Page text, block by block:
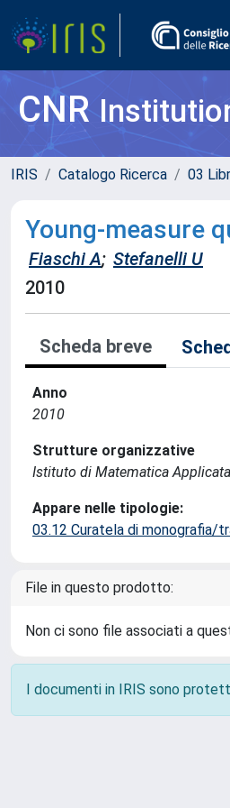
CNR
IRIS Catalogo Ricerca 03
Young-measure
Fiaschi A; Stefanelli U
2010
Scheda breve
Anno
2010
Strutture organizzative
Istituto di Matematica
Appare nelle tipologie:
03.12 Curatela di
File in questo prodotto:
Non ci sono file associati a
I documenti in IRIS sono